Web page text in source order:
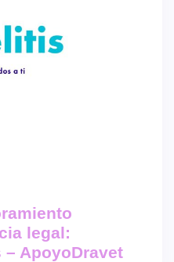
legal:
ApoyoDravet